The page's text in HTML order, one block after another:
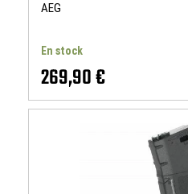
AEG
En stock
269,90 €